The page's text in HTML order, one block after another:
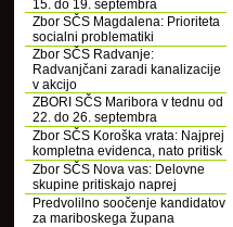
15. do 19. septembra
Zbor SČS Magdalena: Prioriteta
socialni problematiki
Zbor SČS Radvanje:
Radvanjčani zaradi kanalizacije
v akcijo
ZBORI SČS Maribora v tednu od
22. do 26. septembra
Zbor SČS Koroška vrata: Najprej
kompletna evidenca, nato pritisk
Zbor SČS Nova vas: Delovne
skupine pritiskajo naprej
Predvolilno soočenje kandidatov
za mariboskega župana